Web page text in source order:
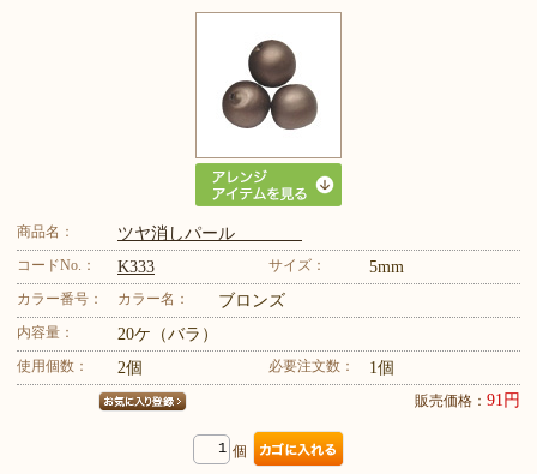
商品名： ツヤ消しパール
コードNo.： K333 サイズ： 5mm
カラー番号： カラー名： ブロンズ
内容量： 20ケ（バラ）
使用個数： 2個 必要注文数： 1個
販売価格： 91円
個